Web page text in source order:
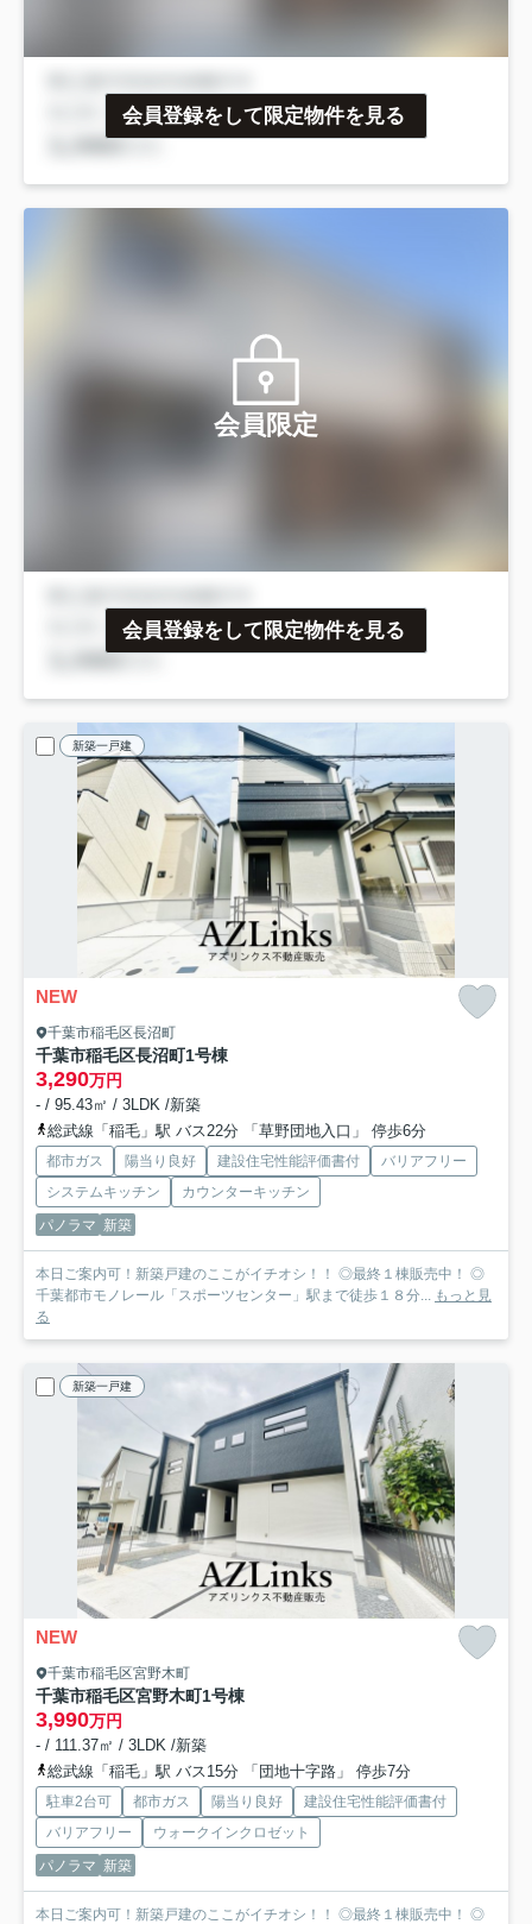
会員登録をして限定物件を見る
会員限定
会員登録をして限定物件を見る
新築一戸建
NEW
千葉市稲毛区長沼町
千葉市稲毛区長沼町1号棟
3,290万円
- / 95.43㎡ / 3LDK /新築
総武線「稲毛」駅 バス22分 「草野団地入口」 停歩6分
都市ガス 陽当り良好 建設住宅性能評価書付
バリアフリー
システムキッチン
カウンターキッチン
パノラマ 新築
本日ご案内可！新築戸建のここがイチオシ！！ ◎最終１棟販売中！ ◎
千葉都市モノレール「スポーツセンター」駅まで徒歩１８分...
もっと見
る
新築一戸建
NEW
千葉市稲毛区宮野木町
千葉市稲毛区宮野木町1号棟
3,990万円
- / 111.37㎡ / 3LDK /新築
総武線「稲毛」駅 バス15分 「団地十字路」 停歩7分
駐車2台可 都市ガス 陽当り良好
建設住宅性能評価書付
バリアフリー
ウォークインクロゼット
パノラマ 新築
本日ご案内可！新築戸建のここがイチオシ！！ ◎最終１棟販売中！ ◎